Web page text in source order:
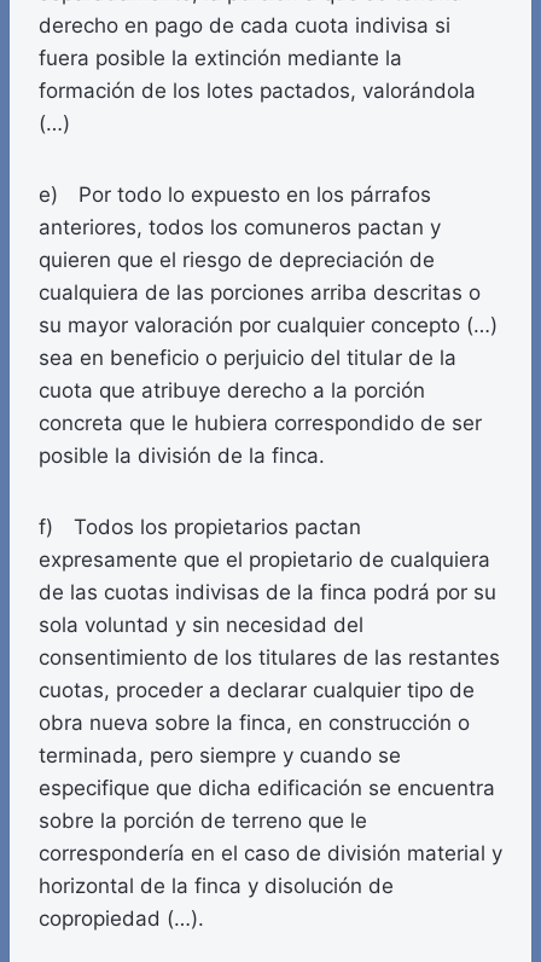
derecho en pago de cada cuota indivisa si
fuera posible la extinción mediante la
formación de los lotes pactados, valorándola
(…)
e) Por todo lo expuesto en los párrafos
anteriores, todos los comuneros pactan y
quieren que el riesgo de depreciación de
cualquiera de las porciones arriba descritas o
su mayor valoración por cualquier concepto (…)
sea en beneficio o perjuicio del titular de la
cuota que atribuye derecho a la porción
concreta que le hubiera correspondido de ser
posible la división de la finca.
f) Todos los propietarios pactan
expresamente que el propietario de cualquiera
de las cuotas indivisas de la finca podrá por su
sola voluntad y sin necesidad del
consentimiento de los titulares de las restantes
cuotas, proceder a declarar cualquier tipo de
obra nueva sobre la finca, en construcción o
terminada, pero siempre y cuando se
especifique que dicha edificación se encuentra
sobre la porción de terreno que le
correspondería en el caso de división material y
horizontal de la finca y disolución de
copropiedad (…).